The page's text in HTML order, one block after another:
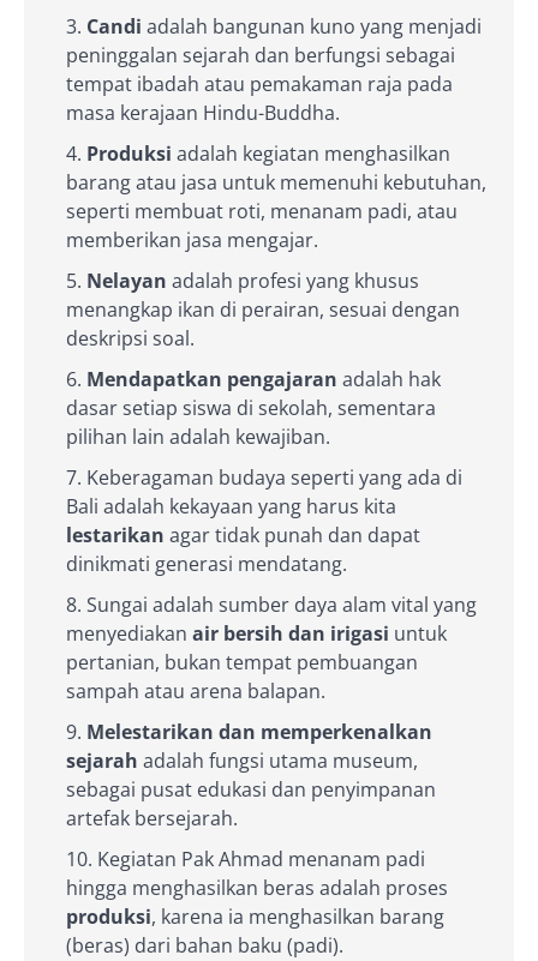
Candi adalah bangunan kuno yang menjadi
peninggalan sejarah dan berfungsi sebagai
tempat ibadah atau pemakaman raja pada
masa kerajaan Hindu-Buddha.
Produksi adalah kegiatan menghasilkan
barang atau jasa untuk memenuhi kebutuhan,
seperti membuat roti, menanam padi, atau
memberikan jasa mengajar.
Nelayan adalah profesi yang khusus
menangkap ikan di perairan, sesuai dengan
deskripsi soal.
Mendapatkan pengajaran adalah hak
dasar setiap siswa di sekolah, sementara
pilihan lain adalah kewajiban.
Keberagaman budaya seperti yang ada di
Bali adalah kekayaan yang harus kita
lestarikan agar tidak punah dan dapat
dinikmati generasi mendatang.
Sungai adalah sumber daya alam vital yang
menyediakan air bersih dan irigasi untuk
pertanian, bukan tempat pembuangan
sampah atau arena balapan.
Melestarikan dan memperkenalkan
sejarah adalah fungsi utama museum,
sebagai pusat edukasi dan penyimpanan
artefak bersejarah.
Kegiatan Pak Ahmad menanam padi
hingga menghasilkan beras adalah proses
produksi, karena ia menghasilkan barang
(beras) dari bahan baku (padi).